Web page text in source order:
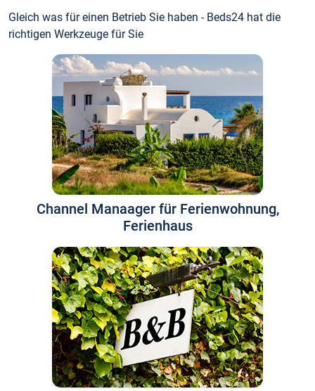
Gleich was für einen Betrieb Sie haben - Beds24 hat die
richtigen Werkzeuge für Sie
Channel Manaager für Ferienwohnung,
Ferienhaus